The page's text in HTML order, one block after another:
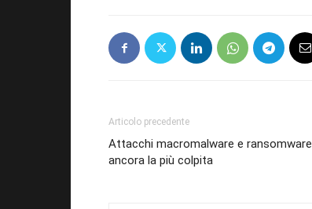
Articolo precedente
Attacchi macromalware e
ancora la più colpita